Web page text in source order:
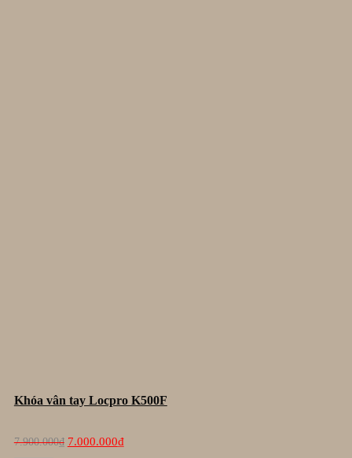
Khóa vân tay Locpro K500F
7.900.000₫
Giá
gốc
7.000.000₫Giá
hiện